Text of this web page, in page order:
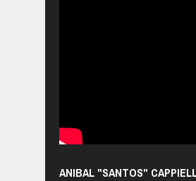
ANIBAL "SANTOS"